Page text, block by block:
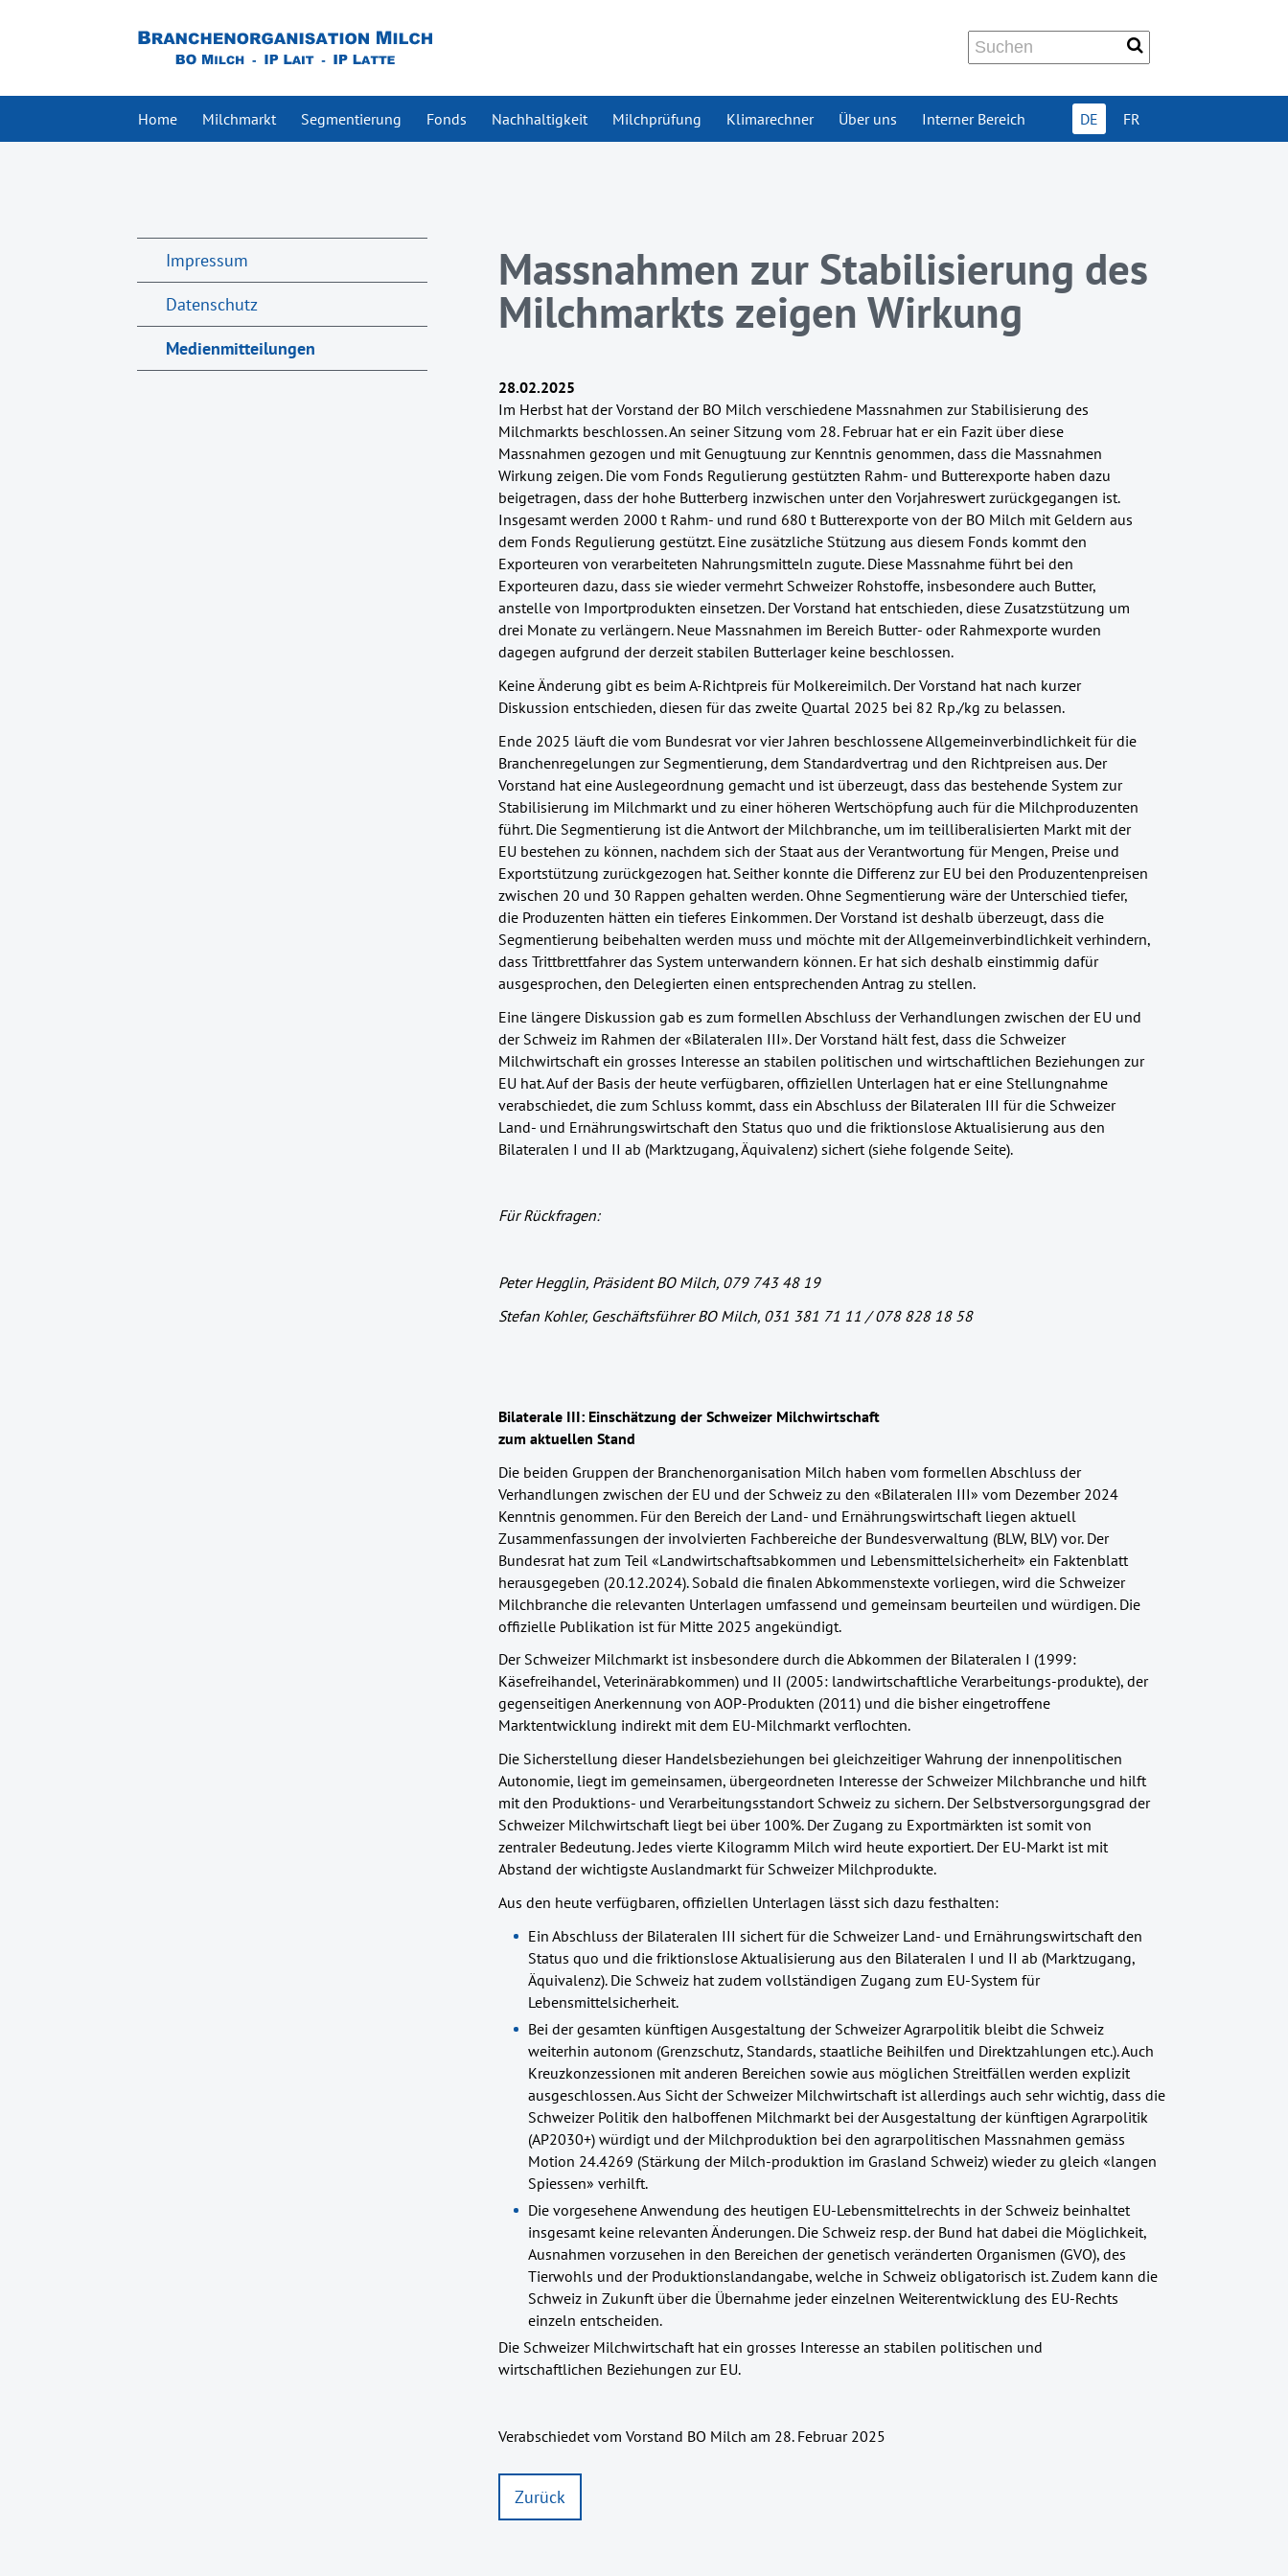
Home Milchmarkt Segmentierung Fonds Nachhaltigkeit Milchprüfung Klimarechner Über uns Interner Bereich DE FR
Massnahmen zur Stabilisierung des
Milchmarkts zeigen Wirkung
28.02.2025
Im Herbst hat der Vorstand der BO Milch verschiedene Massnahmen zur Stabilisierung des
Milchmarkts beschlossen. An seiner Sitzung vom 28. Februar hat er ein Fazit über diese
Massnahmen gezogen und mit Genugtuung zur Kenntnis genommen, dass die Massnahmen
Wirkung zeigen. Die vom Fonds Regulierung gestützten Rahm- und Butterexporte haben dazu
beigetragen, dass der hohe Butterberg inzwischen unter den Vorjahreswert zurückgegangen ist.
Insgesamt werden 2000 t Rahm- und rund 680 t Butterexporte von der BO Milch mit Geldern aus
dem Fonds Regulierung gestützt. Eine zusätzliche Stützung aus diesem Fonds kommt den
Exporteuren von verarbeiteten Nahrungsmitteln zugute. Diese Massnahme führt bei den
Exporteuren dazu, dass sie wieder vermehrt Schweizer Rohstoffe, insbesondere auch Butter,
anstelle von Importprodukten einsetzen. Der Vorstand hat entschieden, diese Zusatzstützung um
drei Monate zu verlängern. Neue Massnahmen im Bereich Butter- oder Rahmexporte wurden
dagegen aufgrund der derzeit stabilen Butterlager keine beschlossen.
Keine Änderung gibt es beim A-Richtpreis für Molkereimilch. Der Vorstand hat nach kurzer
Diskussion entschieden, diesen für das zweite Quartal 2025 bei 82 Rp./kg zu belassen.
Ende 2025 läuft die vom Bundesrat vor vier Jahren beschlossene Allgemeinverbindlichkeit für die
Branchenregelungen zur Segmentierung, dem Standardvertrag und den Richtpreisen aus. Der
Vorstand hat eine Auslegeordnung gemacht und ist überzeugt, dass das bestehende System zur
Stabilisierung im Milchmarkt und zu einer höheren Wertschöpfung auch für die Milchproduzenten
führt. Die Segmentierung ist die Antwort der Milchbranche, um im teilliberalisierten Markt mit der
EU bestehen zu können, nachdem sich der Staat aus der Verantwortung für Mengen, Preise und
Exportstützung zurückgezogen hat. Seither konnte die Differenz zur EU bei den Produzentenpreisen
zwischen 20 und 30 Rappen gehalten werden. Ohne Segmentierung wäre der Unterschied tiefer,
die Produzenten hätten ein tieferes Einkommen. Der Vorstand ist deshalb überzeugt, dass die
Segmentierung beibehalten werden muss und möchte mit der Allgemeinverbindlichkeit verhindern,
dass Trittbrettfahrer das System unterwandern können. Er hat sich deshalb einstimmig dafür
ausgesprochen, den Delegierten einen entsprechenden Antrag zu stellen.
Eine längere Diskussion gab es zum formellen Abschluss der Verhandlungen zwischen der EU und
der Schweiz im Rahmen der «Bilateralen III». Der Vorstand hält fest, dass die Schweizer
Milchwirtschaft ein grosses Interesse an stabilen politischen und wirtschaftlichen Beziehungen zur
EU hat. Auf der Basis der heute verfügbaren, offiziellen Unterlagen hat er eine Stellungnahme
verabschiedet, die zum Schluss kommt, dass ein Abschluss der Bilateralen III für die Schweizer
Land- und Ernährungswirtschaft den Status quo und die friktionslose Aktualisierung aus den
Bilateralen I und II ab (Marktzugang, Äquivalenz) sichert (siehe folgende Seite).
Für Rückfragen:
Peter Hegglin, Präsident BO Milch, 079 743 48 19
Stefan Kohler, Geschäftsführer BO Milch, 031 381 71 11 / 078 828 18 58
Bilaterale III: Einschätzung der Schweizer Milchwirtschaft
zum aktuellen Stand
Die beiden Gruppen der Branchenorganisation Milch haben vom formellen Abschluss der
Verhandlungen zwischen der EU und der Schweiz zu den «Bilateralen III» vom Dezember 2024
Kenntnis genommen. Für den Bereich der Land- und Ernährungswirtschaft liegen aktuell
Zusammenfassungen der involvierten Fachbereiche der Bundesverwaltung (BLW, BLV) vor. Der
Bundesrat hat zum Teil «Landwirtschaftsabkommen und Lebensmittelsicherheit» ein Faktenblatt
herausgegeben (20.12.2024). Sobald die finalen Abkommenstexte vorliegen, wird die Schweizer
Milchbranche die relevanten Unterlagen umfassend und gemeinsam beurteilen und würdigen. Die
offizielle Publikation ist für Mitte 2025 angekündigt.
Der Schweizer Milchmarkt ist insbesondere durch die Abkommen der Bilateralen I (1999:
Käsefreihandel, Veterinärabkommen) und II (2005: landwirtschaftliche Verarbeitungs-produkte), der
gegenseitigen Anerkennung von AOP-Produkten (2011) und die bisher eingetroffene
Marktentwicklung indirekt mit dem EU-Milchmarkt verflochten.
Die Sicherstellung dieser Handelsbeziehungen bei gleichzeitiger Wahrung der innenpolitischen
Autonomie, liegt im gemeinsamen, übergeordneten Interesse der Schweizer Milchbranche und hilft
mit den Produktions- und Verarbeitungsstandort Schweiz zu sichern. Der Selbstversorgungsgrad der
Schweizer Milchwirtschaft liegt bei über 100%. Der Zugang zu Exportmärkten ist somit von
zentraler Bedeutung. Jedes vierte Kilogramm Milch wird heute exportiert. Der EU-Markt ist mit
Abstand der wichtigste Auslandmarkt für Schweizer Milchprodukte.
Aus den heute verfügbaren, offiziellen Unterlagen lässt sich dazu festhalten:
Ein Abschluss der Bilateralen III sichert für die Schweizer Land- und Ernährungswirtschaft den
Status quo und die friktionslose Aktualisierung aus den Bilateralen I und II ab (Marktzugang,
Äquivalenz). Die Schweiz hat zudem vollständigen Zugang zum EU-System für
Lebensmittelsicherheit.
Bei der gesamten künftigen Ausgestaltung der Schweizer Agrarpolitik bleibt die Schweiz
weiterhin autonom (Grenzschutz, Standards, staatliche Beihilfen und Direktzahlungen etc.). Auch
Kreuzkonzessionen mit anderen Bereichen sowie aus möglichen Streitfällen werden explizit
ausgeschlossen. Aus Sicht der Schweizer Milchwirtschaft ist allerdings auch sehr wichtig, dass die
Schweizer Politik den halboffenen Milchmarkt bei der Ausgestaltung der künftigen Agrarpolitik
(AP2030+) würdigt und der Milchproduktion bei den agrarpolitischen Massnahmen gemäss
Motion 24.4269 (Stärkung der Milch-produktion im Grasland Schweiz) wieder zu gleich «langen
Spiessen» verhilft.
Die vorgesehene Anwendung des heutigen EU-Lebensmittelrechts in der Schweiz beinhaltet
insgesamt keine relevanten Änderungen. Die Schweiz resp. der Bund hat dabei die Möglichkeit,
Ausnahmen vorzusehen in den Bereichen der genetisch veränderten Organismen (GVO), des
Tierwohls und der Produktionslandangabe, welche in Schweiz obligatorisch ist. Zudem kann die
Schweiz in Zukunft über die Übernahme jeder einzelnen Weiterentwicklung des EU-Rechts
einzeln entscheiden.
Die Schweizer Milchwirtschaft hat ein grosses Interesse an stabilen politischen und
wirtschaftlichen Beziehungen zur EU.
Verabschiedet vom Vorstand BO Milch am 28. Februar 2025
Zurück
Impressum
Datenschutz
Medienmitteilungen